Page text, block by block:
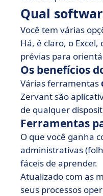
Qual
Você tem várias
Há, é claro, o
prévias para
Os benefícios
Várias ferramentas
Zervant são
de qualquer
Ferramentas
O que você ganha
administrativas
fáceis de aprender.
Atualizado com as
seus processos